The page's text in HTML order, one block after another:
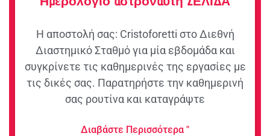
Η αποστολή σας: Cristoforetti στο Διεθνή
Διαστημικό Σταθμό για μία εβδομάδα και
συγκρίνετε τις καθημερινές της εργασίες με
τις δικές σας. Παρατηρήστε την καθημερινή
σας ρουτίνα και καταγράψτε
Διαβάστε Περισσότερα "